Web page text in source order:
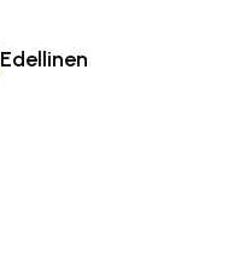
Edellinen